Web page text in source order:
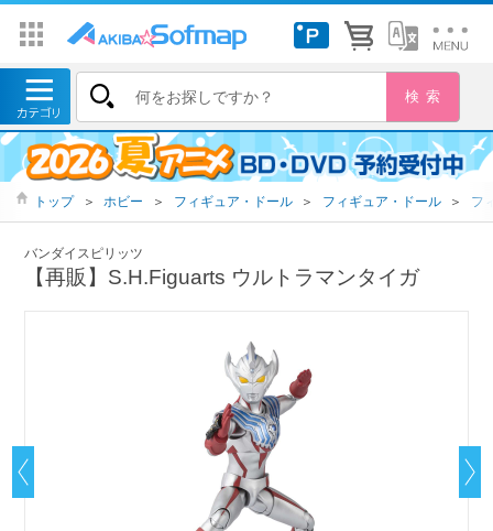
トップ ＞ ホビー ＞ フィギュア・ドール ＞ フィギュア・ドール ＞ フ
バンダイスピリッツ
【再販】S.H.Figuarts ウルトラマンタイガ